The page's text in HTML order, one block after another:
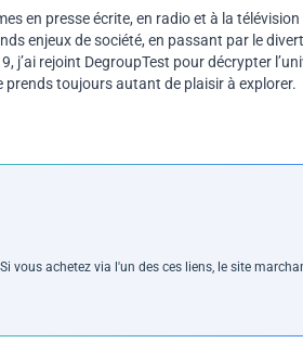
en presse écrite, en radio et à la
enjeux de société, en passant par le
j’ai rejoint DegroupTest pour décrypter
toujours autant de plaisir à explorer.
vous achetez via l'un des ces liens, le site